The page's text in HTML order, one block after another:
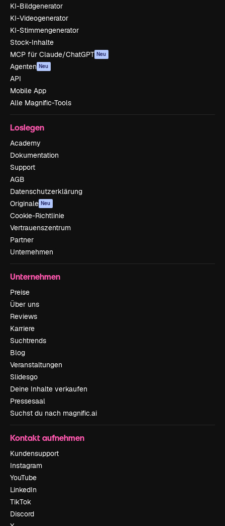
KI-Bildgenerator
KI-Videogenerator
KI-Stimmengenerator
Stock-Inhalte
MCP für Claude/ChatGPT Neu
Agenten Neu
API
Mobile App
Alle Magnific-Tools
Loslegen
Academy
Dokumentation
Support
AGB
Datenschutzerklärung
Originale Neu
Cookie-Richtlinie
Vertrauenszentrum
Partner
Unternehmen
Unternehmen
Preise
Über uns
Reviews
Karriere
Suchtrends
Blog
Veranstaltungen
Slidesgo
Deine Inhalte verkaufen
Pressesaal
Suchst du nach magnific.ai
Kontakt aufnehmen
Kundensupport
Instagram
YouTube
LinkedIn
TikTok
Discord